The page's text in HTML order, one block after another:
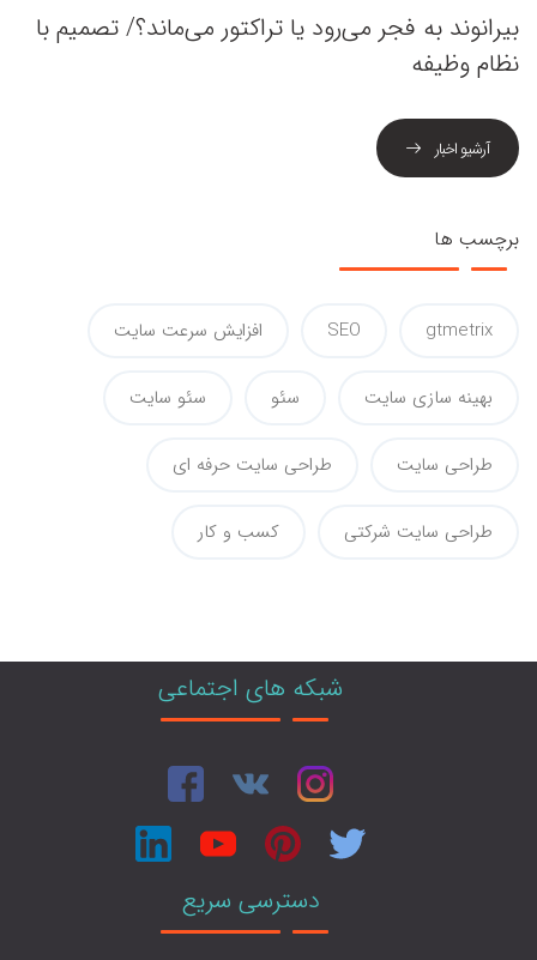
بیرانوند به فجر می‌رود یا تراکتور می‌ماند؟/ تصمیم با
نظام وظیفه
آرشیو اخبار
برچسب ها
gtmetrix
SEO افزایش سرعت سایت
بهینه سازی سایت سئو سئو سایت
طراحی سایت طراحی سایت حرفه ای
طراحی سایت شرکتی کسب و کار
شبکه های اجتماعی
دسترسی سریع